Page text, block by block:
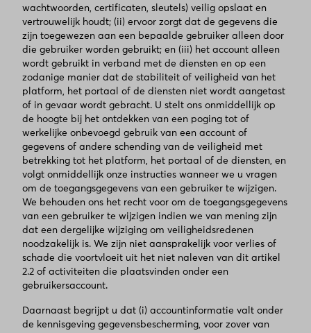
wachtwoorden, certificaten, sleutels) veilig opslaat en
vertrouwelijk houdt; (ii) ervoor zorgt dat de gegevens die
zijn toegewezen aan een bepaalde gebruiker alleen door
die gebruiker worden gebruikt; en (iii) het account alleen
wordt gebruikt in verband met de diensten en op een
zodanige manier dat de stabiliteit of veiligheid van het
platform, het portaal of de diensten niet wordt aangetast
of in gevaar wordt gebracht. U stelt ons onmiddellijk op
de hoogte bij het ontdekken van een poging tot of
werkelijke onbevoegd gebruik van een account of
gegevens of andere schending van de veiligheid met
betrekking tot het platform, het portaal of de diensten, en
volgt onmiddellijk onze instructies wanneer we u vragen
om de toegangsgegevens van een gebruiker te wijzigen.
We behouden ons het recht voor om de toegangsgegevens
van een gebruiker te wijzigen indien we van mening zijn
dat een dergelijke wijziging om veiligheidsredenen
noodzakelijk is. We zijn niet aansprakelijk voor verlies of
schade die voortvloeit uit het niet naleven van dit artikel
2.2 of activiteiten die plaatsvinden onder een
gebruikersaccount.
Daarnaast begrijpt u dat (i) accountinformatie valt onder
de kennisgeving gegevensbescherming, voor zover van